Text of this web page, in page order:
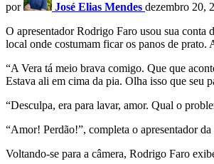
por José Elias Mendes dezembro 20,
O apresentador Rodrigo Faro usou sua conta
local onde costumam ficar os panos de prato.
“A Vera tá meio brava comigo. Que que
Estava ali em cima da pia. Olha isso que seu
“Desculpa, era para lavar, amor. Qual o
“Amor! Perdão!”, completa o apresentador
Voltando-se para a câmera, Rodrigo Faro